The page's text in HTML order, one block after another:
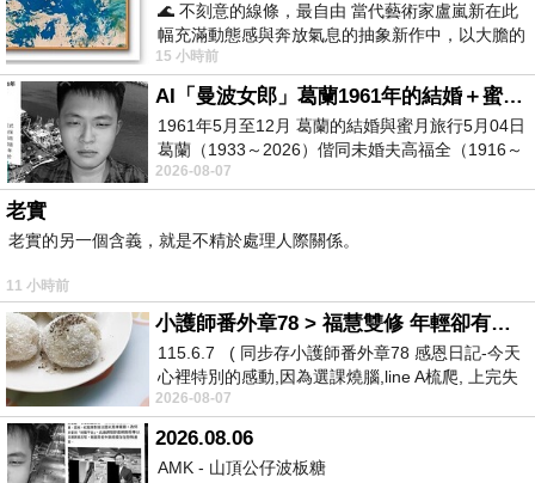
每場表演。
每一次一開始跳舞前都要先做足夠的暖身，一做就是要做
20 分鐘起跳，接著進行基礎律動，必須跟著音樂一起做，
這些暖身活動加起來要45分鐘以上，但這都算是舒適的操
練。一到肌耐力訓練，那才真的是人間煉獄的開始，不管
是手，還是肚子或是大腿，簡直都不像是自己的，在做這
些痛苦無比的動作時，會開始覺得為什麼時間過的那麼
慢，蹲了那麼久、抬了那麼久，怎麼都還沒結束？有時候
真的會撐到手抖到無法再撐下去的程度，大腿也會痠到彷
彿整隻腿都在顫動不止，社幹們卻偏偏還沒喊停。好不容
易苦熬到放鬆的那一刻，真覺得自己剛從地獄逃出，正飛
向美好天堂，慶幸今天終於結束了這場惡夢。
跟國中的跳舞生活比起來，感覺真的差很多，國中時的
🌊 不刻意的線條，最自由 當代藝術家盧嵐新在此
幅充滿動態感與奔放氣息的抽象新作中，以大膽的
藍色顏料在白色畫布上揮灑、壓印與流淌
15 小時前
AI「曼波女郎」葛蘭1961年的結婚＋蜜月旅行 #戀上老電影 #葛蘭 #粟子
1961年5月至12月 葛蘭的結婚與蜜月旅行5月04日
葛蘭（1933～2026）偕同未婚夫高福全（1916～
2004）乘郵輪赴倫敦6月15日於英國倫敦St.S
2026-08-07
老實
老實的另一個含義，就是不精於處理人際關係。
11 小時前
小護師番外章78 > 福慧雙修 年輕卻有個老靈魂 ㄑ金剛經〉podcast
115.6.7 ( 同步存小護師番外章78 感恩日記-今天
心裡特別的感動,因為選課燒腦,line A梳爬, 上完失
智課的她,特來傾
2026-08-07
2026.08.06
AMK - 山頂公仔波板糖